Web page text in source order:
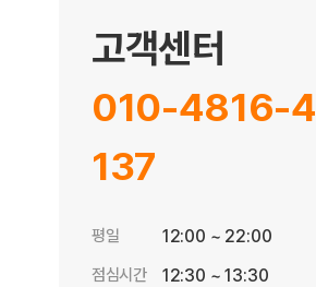
고객센터
010-4816-4
137
평일 12:00 ~ 22:00
점심시간
12:30 ~ 13:30